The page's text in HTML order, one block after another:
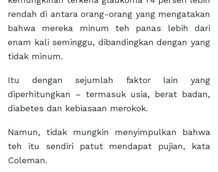
rendah di antara orang-orang yang mengatakan
bahwa mereka minum teh panas lebih dari
enam kali seminggu, dibandingkan dengan yang
tidak minum.
Itu dengan sejumlah faktor lain yang
diperhitungkan – termasuk usia, berat badan,
diabetes dan kebiasaan merokok.
Namun, tidak mungkin menyimpulkan bahwa
teh itu sendiri patut mendapat pujian, kata
Coleman.